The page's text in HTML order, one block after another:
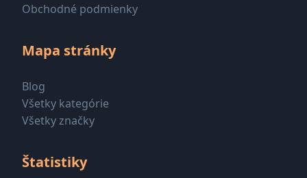
Obchodné podmienky
Mapa stránky
Blog
Všetky kategórie
Všetky značky
Štatistiky